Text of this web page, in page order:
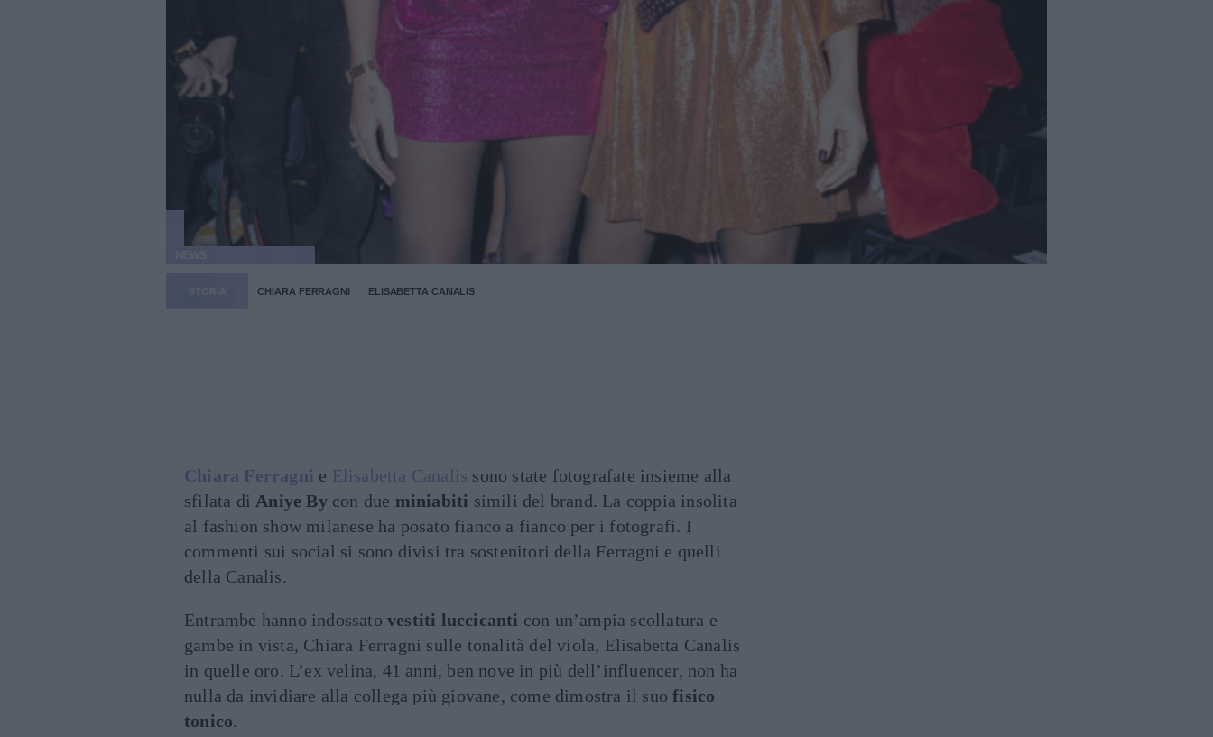
CHIARA FERRAGNI ELISABETTA CANALIS
Chiara Ferragni e Elisabetta Canalis sono state fotografate insieme alla
sfilata di Aniye Bycon due miniabiti simili del brand. La coppia insolita
al fashion show milanese ha posato fianco a fianco per i fotografi. I
commenti sui social si sono divisi tra sostenitori della Ferragni e quelli
della Canalis.
Entrambe hanno indossato vestiti luccicanti con un’ampia scollatura e
gambe in vista, Chiara Ferragni sulle tonalità del viola, Elisabetta Canalis
in quelle oro. L’ex velina, 41 anni, ben nove in più dell’influencer, non ha
nulla da invidiare alla collega più giovane, come dimostra il suofisico
tonico.